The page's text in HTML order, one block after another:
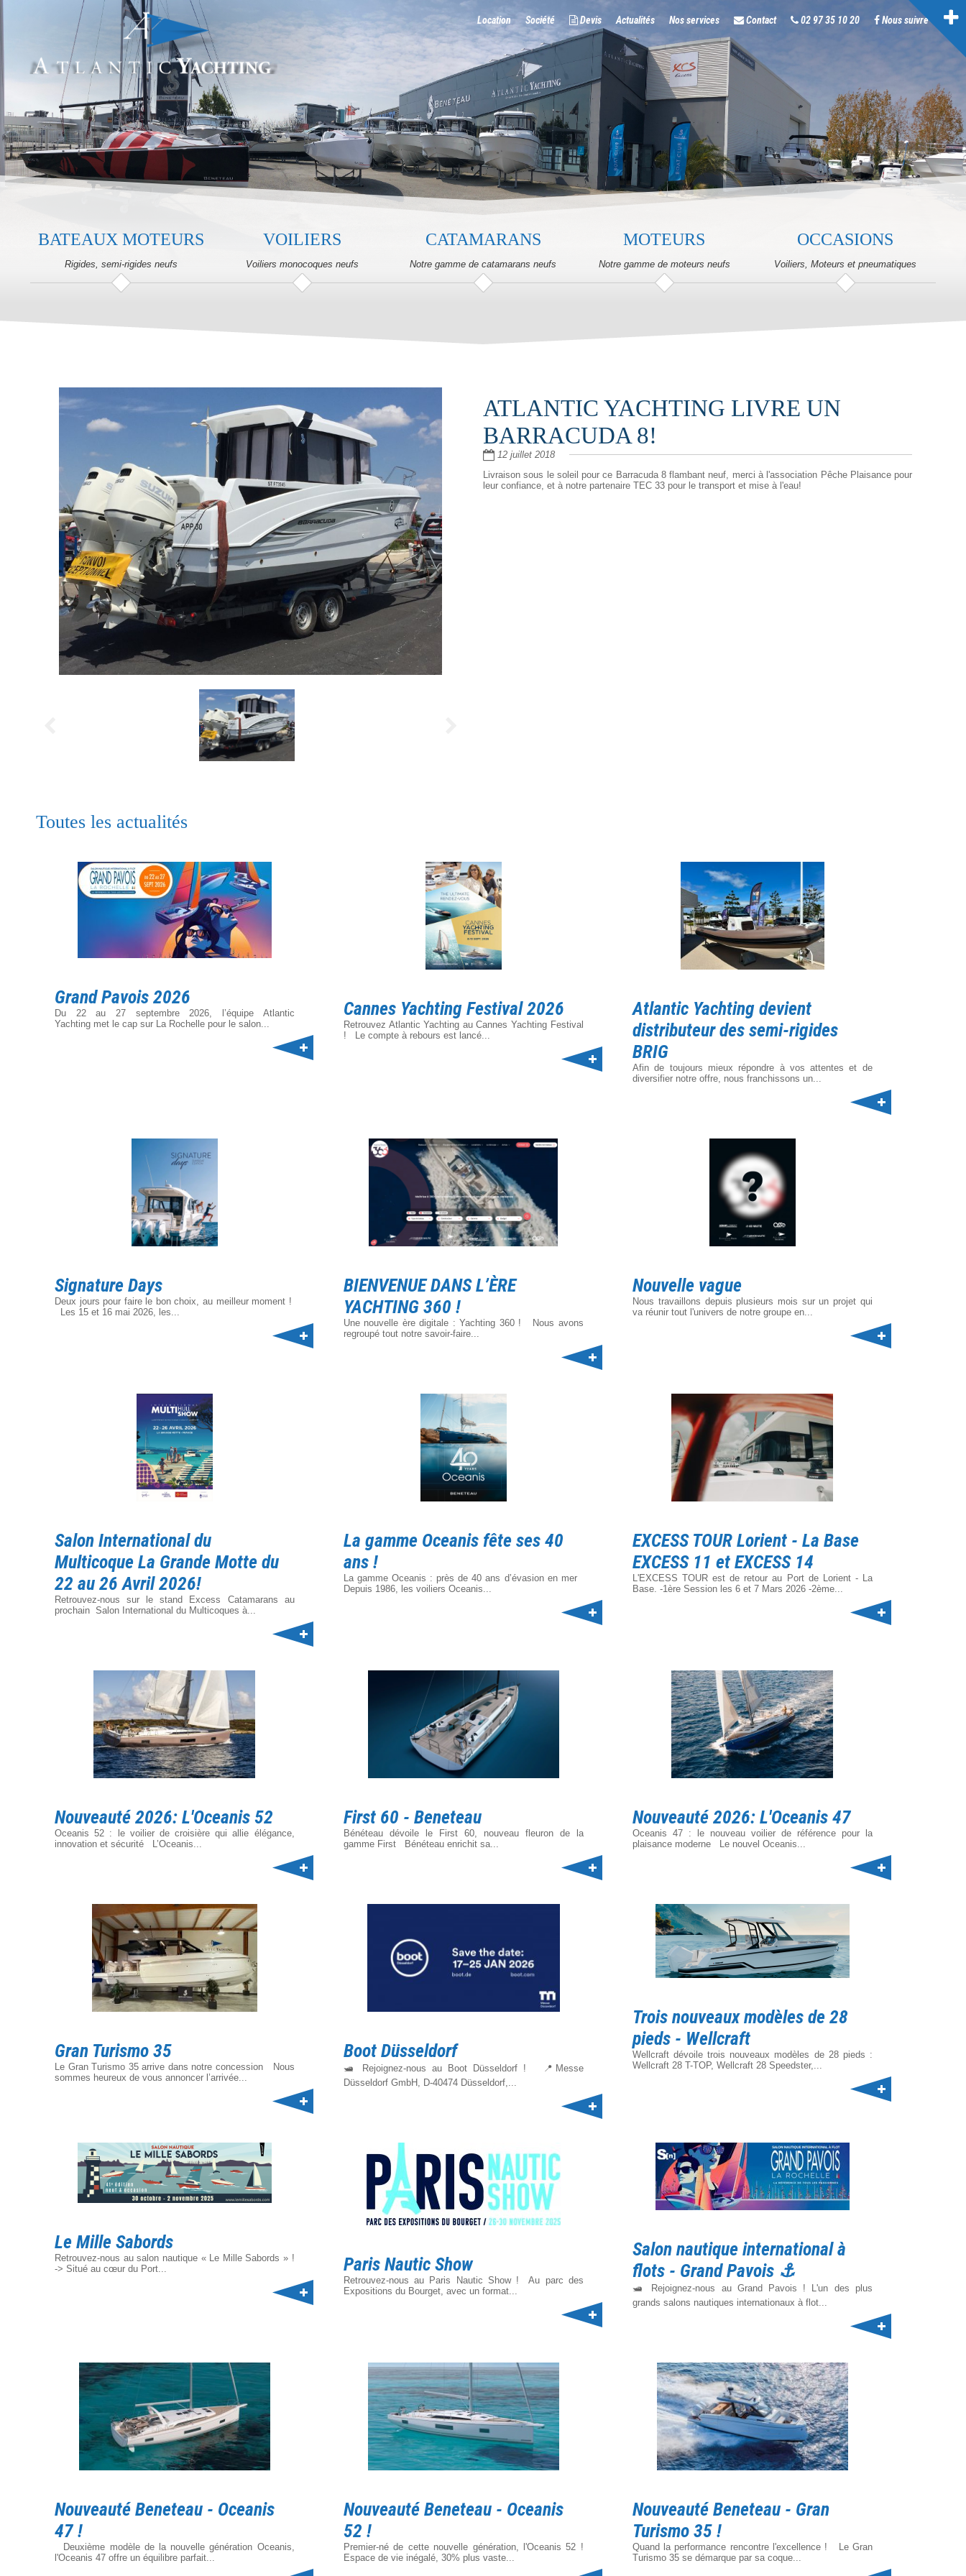
Location Société Devis Actualités Nos services Contact 02 97 35 10 20 Nous suivre
BATEAUX MOTEURS
Rigides, semi-rigides neufs
VOILIERS
Voiliers monocoques neufs
CATAMARANS
Notre gamme de catamarans neufs
MOTEURS
Notre gamme de moteurs neufs
OCCASIONS
Voiliers, Moteurs et pneumatiques
ATLANTIC YACHTING LIVRE UN
BARRACUDA 8!
12 juillet 2018
Livraison sous le soleil pour ce Barracuda 8 flambant neuf, merci à l'association Pêche Plaisance pour
leur confiance, et à notre partenaire TEC 33 pour le transport et mise à l'eau!
Toutes les actualités
Grand Pavois 2026
Du 22 au 27 septembre 2026, l’équipe Atlantic
Yachting met le cap sur La Rochelle pour le salon...
Cannes Yachting Festival 2026
Retrouvez Atlantic Yachting au Cannes Yachting Festival
! Le compte à rebours est lancé...
Atlantic Yachting devient
distributeur des semi-rigides
BRIG
Afin de toujours mieux répondre à vos attentes et de
diversifier notre offre, nous franchissons un...
Signature Days
Deux jours pour faire le bon choix, au meilleur moment !
Les 15 et 16 mai 2026, les...
BIENVENUE DANS L’ÈRE
YACHTING 360 !
Une nouvelle ère digitale : Yachting 360 ! Nous avons
regroupé tout notre savoir-faire...
Nouvelle vague
Nous travaillons depuis plusieurs mois sur un projet qui
va réunir tout l'univers de notre groupe en...
Salon International du
Multicoque La Grande Motte du
22 au 26 Avril 2026!
Retrouvez-nous sur le stand Excess Catamarans au
prochain Salon International du Multicoques à...
La gamme Oceanis fête ses 40
ans !
La gamme Oceanis : près de 40 ans d’évasion en mer
Depuis 1986, les voiliers Oceanis...
EXCESS TOUR Lorient - La Base
EXCESS 11 et EXCESS 14
L'EXCESS TOUR est de retour au Port de Lorient - La
Base. -1ère Session les 6 et 7 Mars 2026 -2ème...
Nouveauté 2026: L'Oceanis 52
Oceanis 52 : le voilier de croisière qui allie élégance,
innovation et sécurité L’Oceanis...
First 60 - Beneteau
Bénéteau dévoile le First 60, nouveau fleuron de la
gamme First Bénéteau enrichit sa...
Nouveauté 2026: L'Oceanis 47
Oceanis 47 : le nouveau voilier de référence pour la
plaisance moderne Le nouvel Oceanis...
Gran Turismo 35
Le Gran Turismo 35 arrive dans notre concession Nous
sommes heureux de vous annoncer l’arrivée...
Boot Düsseldorf
🛥️ Rejoignez-nous au Boot Düsseldorf ! 📍Messe
Düsseldorf GmbH, D-40474 Düsseldorf,...
Trois nouveaux modèles de 28
pieds - Wellcraft
Wellcraft dévoile trois nouveaux modèles de 28 pieds :
Wellcraft 28 T-TOP, Wellcraft 28 Speedster,...
Le Mille Sabords
Retrouvez-nous au salon nautique « Le Mille Sabords » !
-> Situé au cœur du Port...
Paris Nautic Show
Retrouvez-nous au Paris Nautic Show ! Au parc des
Expositions du Bourget, avec un format...
Salon nautique international à
flots - Grand Pavois ⚓️
🛥️ Rejoignez-nous au Grand Pavois ! L'un des plus
grands salons nautiques internationaux à flot...
Nouveauté Beneteau - Oceanis
47 !
Deuxième modèle de la nouvelle génération Oceanis,
l'Oceanis 47 offre un équilibre parfait...
Nouveauté Beneteau - Oceanis
52 !
Premier-né de cette nouvelle génération, l'Oceanis 52 !
Espace de vie inégalé, 30% plus vaste...
Nouveauté Beneteau - Gran
Turismo 35 !
Quand la performance rencontre l'excellence ! Le Gran
Turismo 35 se démarque par sa coque...